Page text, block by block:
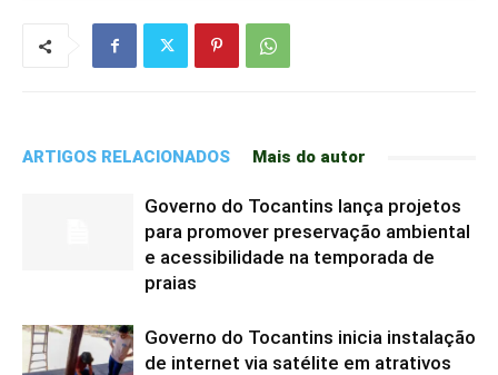
ARTIGOS RELACIONADOS Mais do autor
Governo do Tocantins lança projetos
para promover preservação ambiental
e acessibilidade na temporada de
praias
Governo do Tocantins inicia instalação
de internet via satélite em atrativos